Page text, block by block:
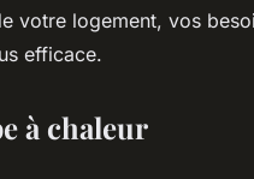
votre logement, vos
efficace.
à chaleur